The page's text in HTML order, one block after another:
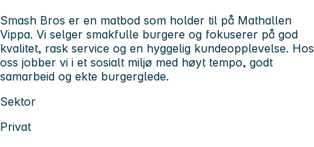
Smash Bros er en matbod som holder til på Mathallen
Vippa. Vi selger smakfulle burgere og fokuserer på god
kvalitet, rask service og en hyggelig kundeopplevelse. Hos
oss jobber vi i et sosialt miljø med høyt tempo, godt
samarbeid og ekte burgerglede.
Sektor
Privat